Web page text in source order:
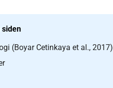
siden
(Boyar Cetinkaya et al., 2017)